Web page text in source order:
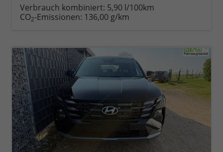
Verbrauch kombiniert: 5,90 l/100km
CO2-Emissionen: 136,00 g/km